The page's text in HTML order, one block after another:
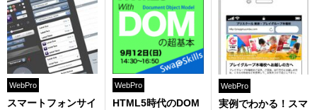
WebPro
スマートフォンサイ
WebPro
HTML5時代のDOM
WebPro
実例でわかる！スマ